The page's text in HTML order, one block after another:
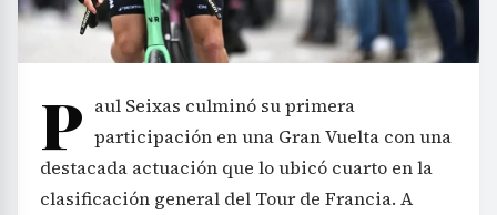
P aul Seixas culminó su primera
participación en una Gran Vuelta con una
destacada actuación que lo ubicó cuarto en la
clasificación general del Tour de Francia. A